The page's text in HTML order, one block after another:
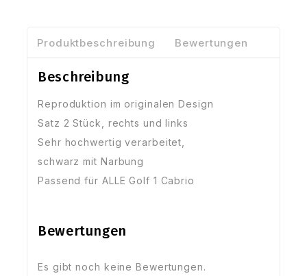
Produktbeschreibung Bewertungen
Beschreibung
Reproduktion im originalen Design
Satz 2 Stück, rechts und links
Sehr hochwertig verarbeitet,
schwarz mit Narbung
Passend für ALLE Golf 1 Cabrio
Bewertungen
Es gibt noch keine Bewertungen.